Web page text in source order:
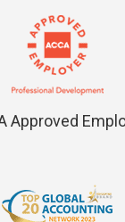
Approved